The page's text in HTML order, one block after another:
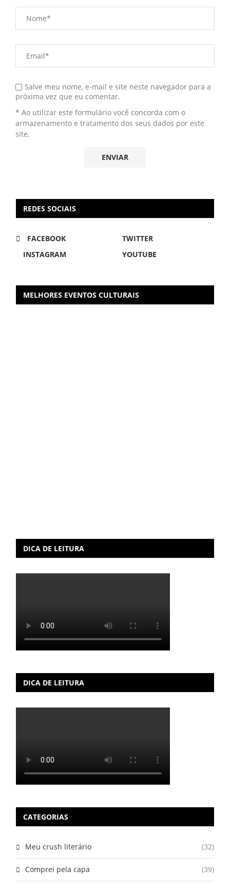
Salve meu nome, e-mail e site neste navegador para a
próxima vez que eu comentar.
* Ao utilizar este formulário você concorda com o
armazenamento e tratamento dos seus dados por este
site.
REDES SOCIAIS
FACEBOOK
TWITTER
INSTAGRAM
YOUTUBE
MELHORES EVENTOS CULTURAIS
DICA DE LEITURA
DICA DE LEITURA
CATEGORIAS
Meu crush literário (32)
Comprei pela capa (39)